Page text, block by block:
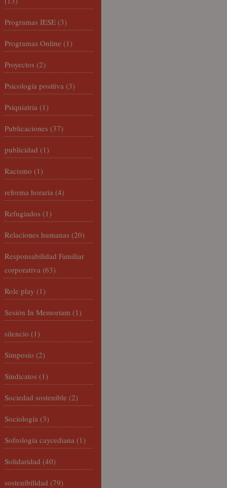
Programas IESE (3)
Programas Online (1)
Proyectos (2)
Psicología positiva (3)
Psiquiatría (1)
Publicaciones (37)
publicidad (1)
Racismo (1)
reforma horaria (4)
Refugiados (1)
Relaciones humanas (20)
Responsabilidad Familiar
corporativa (63)
Role play (1)
Sesión In Memoriam (1)
silencio (1)
Simposio (2)
Sindicatos (1)
Sociedad sostenible (2)
Sociología (3)
Sofrología caycediana (1)
Solidaridad (40)
sostenibilidad (79)